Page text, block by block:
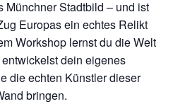
Münchner Stadtbild – und ist
Europas ein echtes Relikt
Workshop lernst du die Welt
dein eigenes
die echten Künstler dieser
bringen.